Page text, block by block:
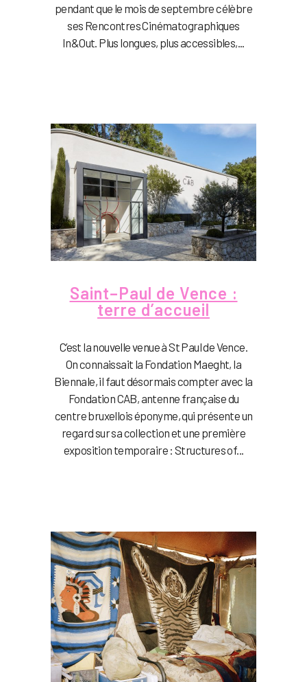
pendant que le mois de septembre célèbre
ses Rencontres Cinématographiques
In&Out. Plus longues, plus accessibles,...
Saint–Paul de Vence :
terre d’accueil
C’est la nouvelle venue à St Paul de Vence.
On connaissait la Fondation Maeght, la
Biennale, il faut désormais compter avec la
Fondation CAB, antenne française du
centre bruxellois éponyme, qui présente un
regard sur sa collection et une première
exposition temporaire : Structures of...